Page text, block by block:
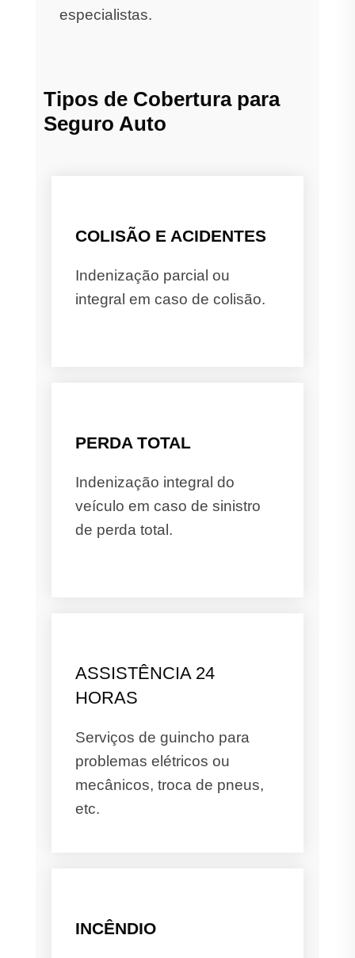
especialistas.
Tipos de Cobertura para
Seguro Auto
COLISÃO E ACIDENTES
Indenização parcial ou
integral em caso de colisão.
PERDA TOTAL
Indenização integral do
veículo em caso de sinistro
de perda total.
ASSISTÊNCIA 24
HORAS
Serviços de guincho para
problemas elétricos ou
mecânicos, troca de pneus,
etc.
INCÊNDIO